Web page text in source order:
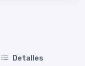
Detalles